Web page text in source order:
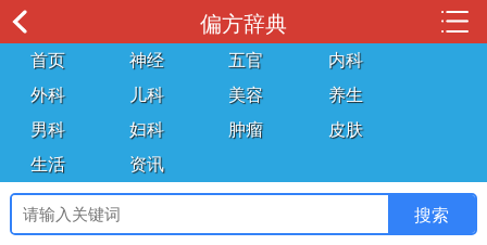
偏方辞典
首页 神经 五官
内科
外科
儿科 美容
养生
男科
妇科 肿瘤
皮肤
生活
资讯